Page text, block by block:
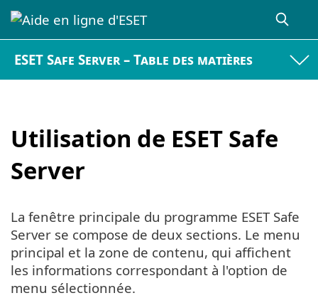
ESET Safe Server – Table des matières
Utilisation de ESET Safe
Server
La fenêtre principale du programme ESET Safe
Server se compose de deux sections. Le menu
principal et la zone de contenu, qui affichent
les informations correspondant à l'option de
menu sélectionnée.